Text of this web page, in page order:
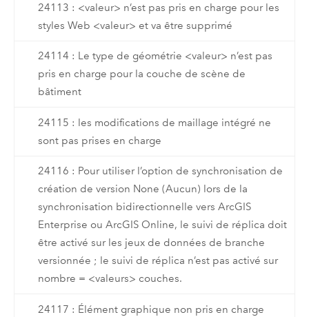
24113 : <valeur> n’est pas pris en charge pour les
styles Web <valeur> et va être supprimé
24114 : Le type de géométrie <valeur> n’est pas
pris en charge pour la couche de scène de
bâtiment
24115 : les modifications de maillage intégré ne
sont pas prises en charge
24116 : Pour utiliser l’option de synchronisation de
création de version None (Aucun) lors de la
synchronisation bidirectionnelle vers ArcGIS
Enterprise ou ArcGIS Online, le suivi de réplica doit
être activé sur les jeux de données de branche
versionnée ; le suivi de réplica n’est pas activé sur
nombre = <valeurs> couches.
24117 : Élément graphique non pris en charge